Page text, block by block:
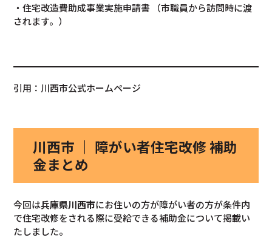
・住宅改造費助成事業実施申請書 （市職員から訪問時に渡
されます。）
引用：川西市公式ホームページ
川西市 ｜ 障がい者住宅改修 補助
金まとめ
今回は兵庫県川西市にお住いの方が障がい者の方が条件内
で住宅改修をされる際に受給できる補助金について掲載い
たしました。